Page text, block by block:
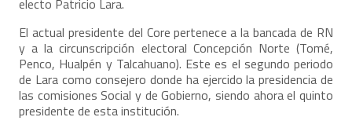
El actual presidente del Core pertenece a la bancada de RN
y a la circunscripción electoral Concepción Norte (Tomé,
Penco, Hualpén y Talcahuano). Este es el segundo periodo
de Lara como consejero donde ha ejercido la presidencia de
las comisiones Social y de Gobierno, siendo ahora el quinto
presidente de esta institución.